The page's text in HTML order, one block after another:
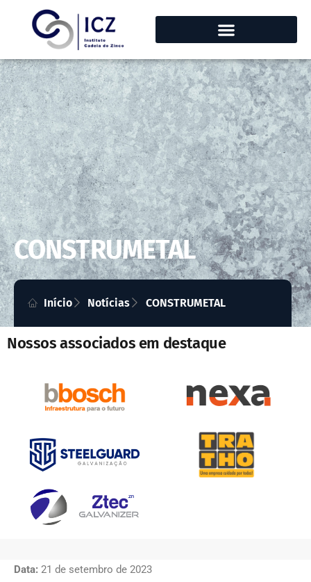
CONSTRUMETAL
Início Notícias CONSTRUMETAL
Nossos associados em destaque
Data: 21 de setembro de 2023